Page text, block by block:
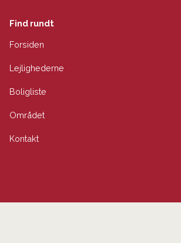
Find rundt
Forsiden
Lejlighederne
Boligliste
Området
Kontakt